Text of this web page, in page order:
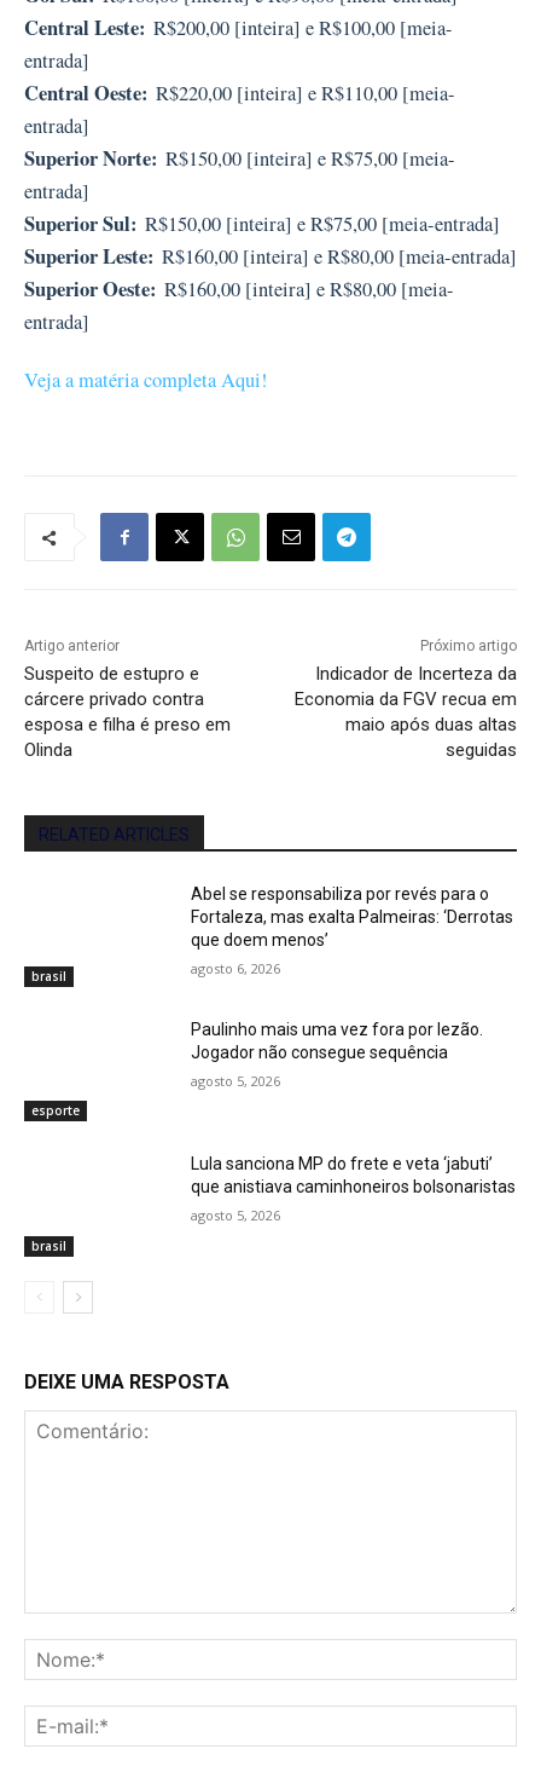
Central Leste: R$200,00 [inteira] e R$100,00 [meia-
entrada]
Central Oeste: R$220,00 [inteira] e R$110,00 [meia-
entrada]
Superior Norte: R$150,00 [inteira] e R$75,00 [meia-
entrada]
Superior Sul: R$150,00 [inteira] e R$75,00 [meia-entrada]
Superior Leste: R$160,00 [inteira] e R$80,00 [meia-entrada]
Superior Oeste: R$160,00 [inteira] e R$80,00 [meia-
entrada]
Veja a matéria completa Aqui!
Artigo anterior
Suspeito de estupro e
cárcere privado contra
esposa e filha é preso em
Olinda
Próximo artigo
Indicador de Incerteza da
Economia da FGV recua em
maio após duas altas
seguidas
RELATED ARTICLES
brasil
Abel se responsabiliza por revés para o
Fortaleza, mas exalta Palmeiras: ‘Derrotas
que doem menos’
agosto 6, 2026
esporte
Paulinho mais uma vez fora por lezão.
Jogador não consegue sequência
agosto 5, 2026
brasil
Lula sanciona MP do frete e veta ‘jabuti’
que anistiava caminhoneiros bolsonaristas
agosto 5, 2026
DEIXE UMA RESPOSTA